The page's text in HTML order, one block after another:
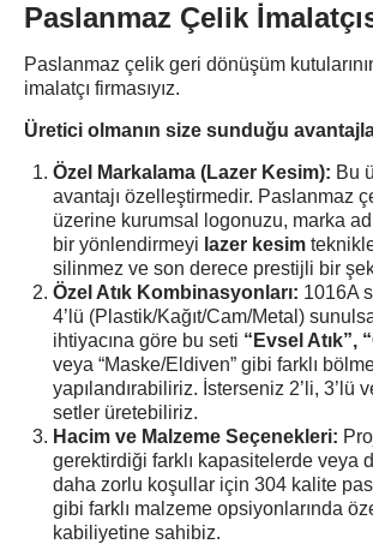
Paslanmaz Çelik
Paslanmaz çelik geri dönüşüm
imalatçı firmasıyız.
Üretici olmanın size sunduğu
Özel Markalama (Lazer Kesim): Bu
avantajı özelleştirmedir. Paslanmaz
üzerine kurumsal logonuzu, marka
bir yönlendirmeyi lazer kesim
silinmez ve son derece prestijli bir
Özel Atık Kombinasyonları: 1016A
4’lü (Plastik/Kağıt/Cam/Metal)
ihtiyacına göre bu seti “Evsel Atık”,
veya “Maske/Eldiven” gibi farklı
yapılandırabiliriz. İsterseniz 2’li, 3’lü
setler üretebiliriz.
Hacim ve Malzeme Seçenekleri:
gerektirdiği farklı kapasitelerde veya
daha zorlu koşullar için 304 kalite
gibi farklı malzeme opsiyonlarında
kabiliyetine sahibiz.